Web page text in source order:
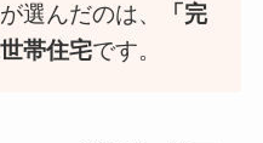
選んだのは、
「完
帯住宅です。